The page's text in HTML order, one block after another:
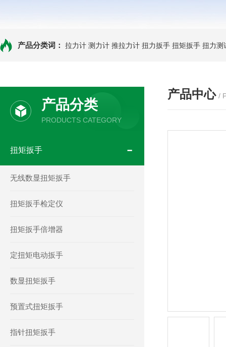
产品分类词： 拉力计 测力计 推拉力计 扭力扳手 扭矩扳手 扭力测
产品分类
PRODUCTS CATEGORY
扭矩扳手
无线数显扭矩扳手
扭矩扳手检定仪
扭矩扳手倍增器
定扭矩电动扳手
数显扭矩扳手
预置式扭矩扳手
指针扭矩扳手
产品中心 /